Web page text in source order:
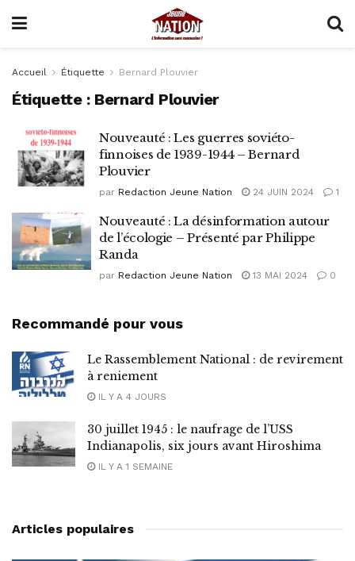
Accueil Étiquette Bernard Plouvier
Étiquette : Bernard Plouvier
Nouveauté : Les guerres soviéto-
finnoises de 1939-1944 – Bernard
Plouvier
par Redaction Jeune Nation 24 JUIN 2024 1
Nouveauté : La désinformation autour
de l’écologie – Présenté par Philippe
Randa
par Redaction Jeune Nation 13 MAI 2024 0
Recommandé pour vous
Le Rassemblement National : de revirement
à reniement
IL Y A 4 JOURS
30 juillet 1945 : le naufrage de l’USS
Indianapolis, six jours avant Hiroshima
IL Y A 1 SEMAINE
Articles populaires